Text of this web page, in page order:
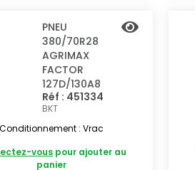
PNEU
380/70R28
AGRIMAX
FACTOR
127D/130A8
Réf : 451334
BKT
: Vrac
vous pour ajouter au
panier